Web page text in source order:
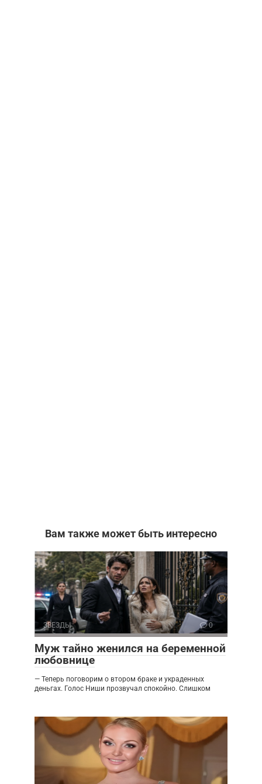
Вам также может быть интересно
ЗВЕЗДЫ 0
Муж тайно женился на беременной
любовнице
— Теперь поговорим о втором браке и украденных
деньгах. Голос Ниши прозвучал спокойно. Слишком